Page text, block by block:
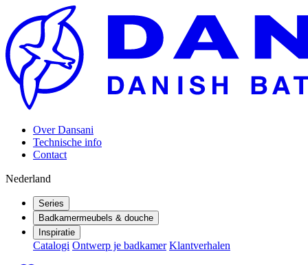
Over Dansani
Technische info
Contact
Nederland
Series
Badkamermeubels & douche
Inspiratie
Catalogi Ontwerp je badkamer Klantverhalen